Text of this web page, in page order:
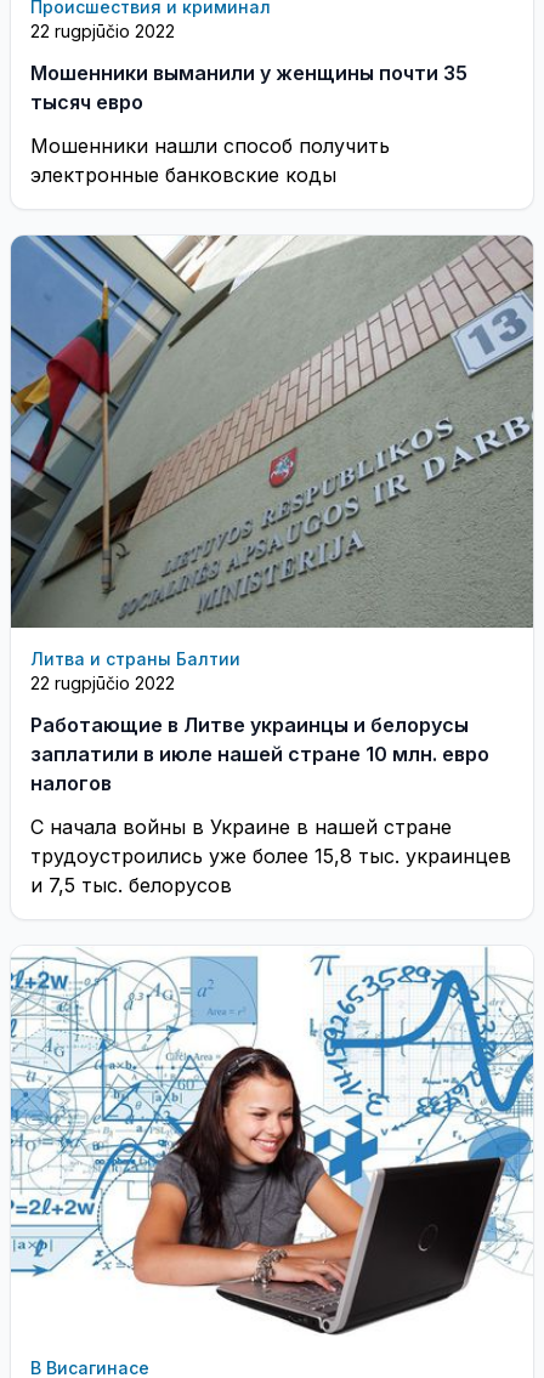
Происшествия и криминал
22 rugpjūčio 2022
Мошенники выманили у женщины почти 35
тысяч евро
Мошенники нашли способ получить
электронные банковские коды
Литва и страны Балтии
22 rugpjūčio 2022
Работающие в Литве украинцы и белорусы
заплатили в июле нашей стране 10 млн. евро
налогов
С начала войны в Украине в нашей стране
трудоустроились уже более 15,8 тыс. украинцев
и 7,5 тыс. белорусов
В Висагинасе